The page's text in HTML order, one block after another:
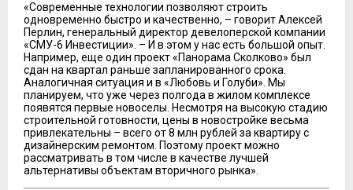
«Современные технологии позволяют строить
одновременно быстро и качественно, – говорит Алексей
Перлин, генеральный директор девелоперской компании
«СМУ-6 Инвестиции». – И в этом у нас есть большой опыт.
Например, еще один проект «Панорама Сколково» был
сдан на квартал раньше запланированного срока.
Аналогичная ситуация и в «Любовь и Голуби». Мы
планируем, что уже через полгода в жилом комплексе
появятся первые новоселы. Несмотря на высокую стадию
строительной готовности, цены в новостройке весьма
привлекательны – всего от 8 млн рублей за квартиру с
дизайнерским ремонтом. Поэтому проект можно
рассматривать в том числе в качестве лучшей
альтернативы объектам вторичного рынка».